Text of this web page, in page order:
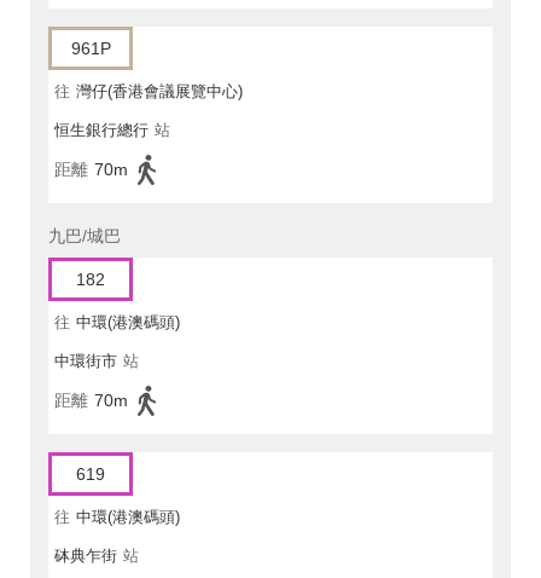
961P
往 灣仔(香港會議展覽中心)
恒生銀行總行 站
距離 70m
九巴/城巴
182
往 中環(港澳碼頭)
中環街市 站
距離 70m
619
往 中環(港澳碼頭)
砵典乍街 站